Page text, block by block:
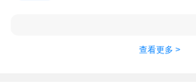
查看更多 >